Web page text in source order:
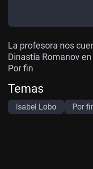
La profesora nos
Dinastía Romanov
Por fin
Temas
Isabel Lobo Por